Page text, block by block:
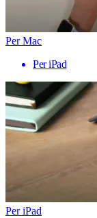
Per Mac
Per iPad
Per iPad